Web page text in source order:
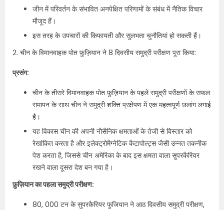
जीन में परिवर्तन के संभावित अनपेक्षित परिणामों के संबंध में नैतिक विचार
मौजूद हैं।
इस तरह के उपचारों की किफायती और सुलभता चुनौतियां हो सकती हैं।
2. चीन के विमानवाहक पोत फ़ुज़ियान ने 8 दिवसीय समुद्री परीक्षण पूरा किया:
प्रसंग:
चीन के तीसरे विमानवाहक पोत फ़ुज़ियान के पहले समुद्री परीक्षणों के सफल
समापन के साथ चीन ने समुद्री शक्ति प्रक्षेपण में एक महत्वपूर्ण छलांग लगाई
है।
यह विकास चीन की अपनी नौसैनिक क्षमताओं के तेजी से विस्तार को
रेखांकित करता है और इलेक्ट्रोमैग्नेटिक कैटापोल्ट्स जैसी उन्नत तकनीक
पेश करता है, जिससे चीन अमेरिका के बाद इस क्षमता वाला सुपरकैरियर
रखने वाला दूसरा देश बन गया है।
फ़ुज़ियान का पहला समुद्री परीक्षण:
80, 000 टन के सुपरकैरियर फुजियान ने आठ दिवसीय समुद्री परीक्षण,